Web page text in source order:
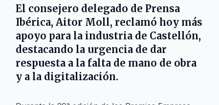
El consejero delegado de Prensa
Ibérica, Aitor Moll, reclamó hoy más
apoyo para la industria de Castellón,
destacando la urgencia de dar
respuesta a la falta de mano de obra
y a la digitalización.